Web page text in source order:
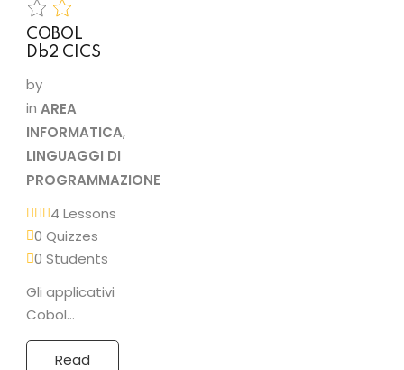
COBOL
Db2 CICS
by
in AREA
INFORMATICA,
LINGUAGGI DI
PROGRAMMAZIONE
4 Lessons
0 Quizzes
0 Students
Gli applicativi
Cobol
costituiscono
ancora la
Read